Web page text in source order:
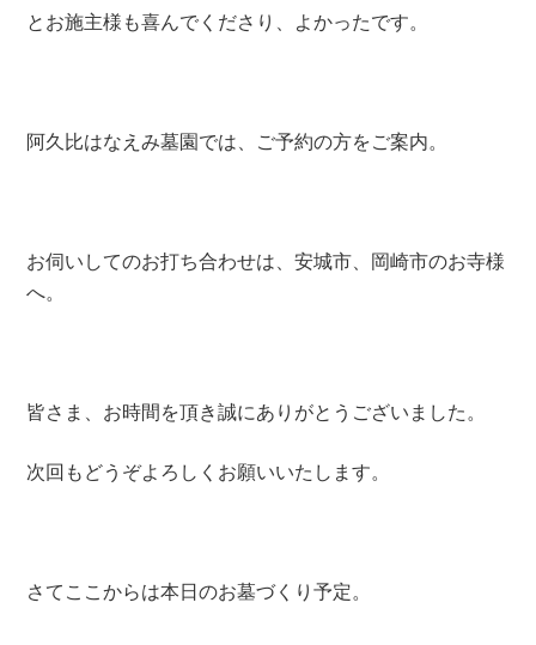
とお施主様も喜んでくださり、よかったです。
阿久比はなえみ墓園では、ご予約の方をご案内。
お伺いしてのお打ち合わせは、安城市、岡崎市のお寺様
へ。
皆さま、お時間を頂き誠にありがとうございました。
次回もどうぞよろしくお願いいたします。
さてここからは本日のお墓づくり予定。